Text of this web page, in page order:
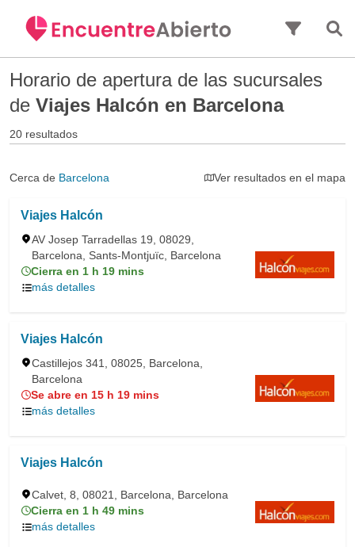
Horario de apertura de las sucursales
de Viajes Halcón en Barcelona
20 resultados
Cerca de Barcelona Ver resultados en el mapa
Viajes Halcón
AV Josep Tarradellas 19, 08029,
Barcelona, Sants-Montjuïc, Barcelona
Cierra en 1 h 19 mins
más detalles
Viajes Halcón
Castillejos 341, 08025, Barcelona,
Barcelona
Se abre en 15 h 19 mins
más detalles
Viajes Halcón
Calvet, 8, 08021, Barcelona, Barcelona
Cierra en 1 h 49 mins
más detalles